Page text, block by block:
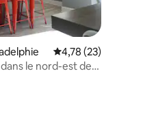
Évaluation moyenne
4,78 (23)
le nord-est de